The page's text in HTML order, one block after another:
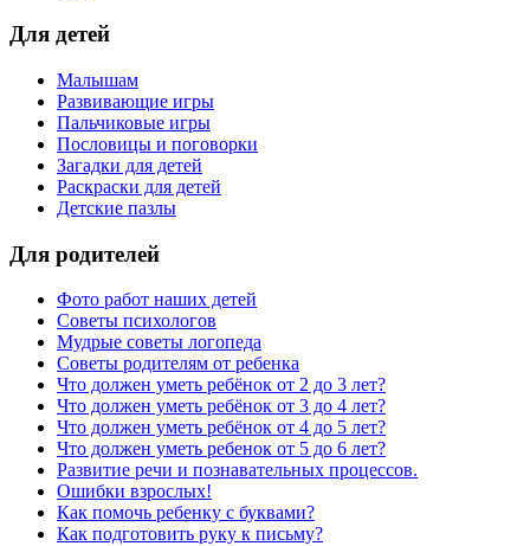
Для детей
Малышам
Развивающие игры
Пальчиковые игры
Пословицы и поговорки
Загадки для детей
Раскраски для детей
Детские пазлы
Для родителей
Фото работ наших детей
Советы психологов
Мудрые советы логопеда
Советы родителям от ребенка
Что должен уметь ребёнок от 2 до 3 лет?
Что должен уметь ребёнок от 3 до 4 лет?
Что должен уметь ребёнок от 4 до 5 лет?
Что должен уметь ребенок от 5 до 6 лет?
Развитие речи и познавательных процессов.
Ошибки взрослых!
Как помочь ребенку с буквами?
Как подготовить руку к письму?